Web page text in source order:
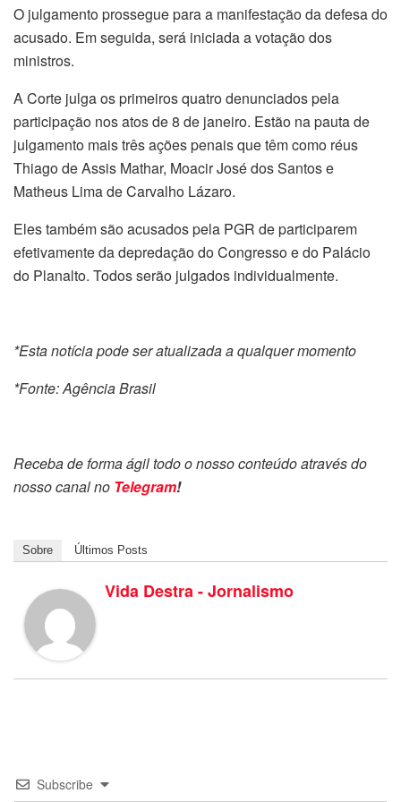
O julgamento prossegue para a manifestação da defesa do
acusado. Em seguida, será iniciada a votação dos
ministros.
A Corte julga os primeiros quatro denunciados pela
participação nos atos de 8 de janeiro. Estão na pauta de
julgamento mais três ações penais que têm como réus
Thiago de Assis Mathar, Moacir José dos Santos e
Matheus Lima de Carvalho Lázaro.
Eles também são acusados pela PGR de participarem
efetivamente da depredação do Congresso e do Palácio
do Planalto. Todos serão julgados individualmente.
*Esta notícia pode ser atualizada a qualquer momento
*Fonte: Agência Brasil
Receba de forma ágil todo o nosso conteúdo através do
nosso canal no Telegram!
Sobre Últimos Posts
Vida Destra - Jornalismo
Subscribe